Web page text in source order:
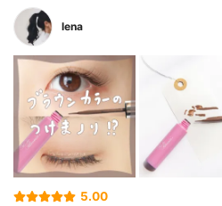
lena
5.00